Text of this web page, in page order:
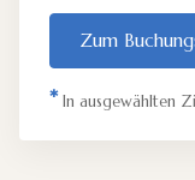
Zum
* In ausgewählten